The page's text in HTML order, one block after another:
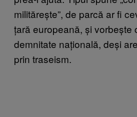
militărește”, de parcă ar fi
țară europeană, și vorbește
demnitate națională, deși
prin traseism.